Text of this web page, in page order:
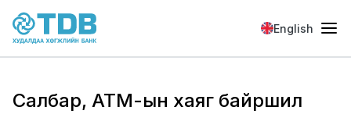
Skip to main content
English
Салбар, АТМ-ын хаяг байршил